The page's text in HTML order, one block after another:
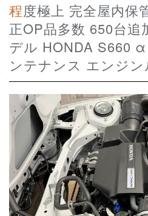
程度極上 完全屋内保管ワンオーナー 純
正OP品多数 650台追
デル HONDA S660 α
ンテナンス エンジ